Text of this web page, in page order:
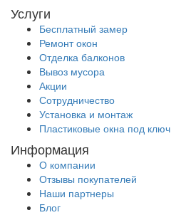
Услуги
Бесплатный замер
Ремонт окон
Отделка балконов
Вывоз мусора
Акции
Сотрудничество
Установка и монтаж
Пластиковые окна под ключ
Информация
О компании
Отзывы покупателей
Наши партнеры
Блог